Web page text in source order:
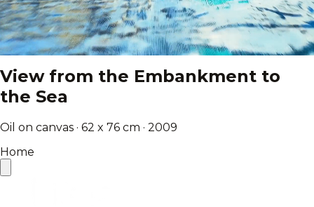
View from the Embankment to
the Sea
Oil on canvas · 62 x 76 cm · 2009
Home